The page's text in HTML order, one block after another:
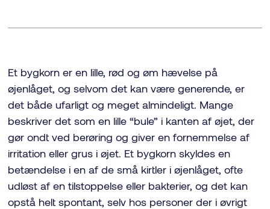
Et bygkorn er en lille, rød og øm hævelse på
øjenlåget, og selvom det kan være generende, er
det både ufarligt og meget almindeligt. Mange
beskriver det som en lille “bule” i kanten af øjet, der
gør ondt ved berøring og giver en fornemmelse af
irritation eller grus i øjet. Et bygkorn skyldes en
betændelse i en af de små kirtler i øjenlåget, ofte
udløst af en tilstoppelse eller bakterier, og det kan
opstå helt spontant, selv hos personer der i øvrigt